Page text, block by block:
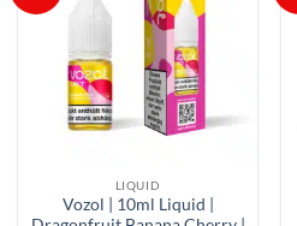
LIQUID
Vozol | 10ml Liquid |